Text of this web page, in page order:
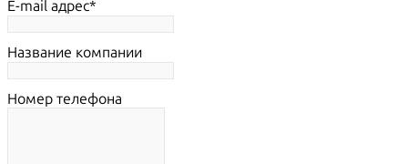
E-mail адрес
Название компании
Номер телефона